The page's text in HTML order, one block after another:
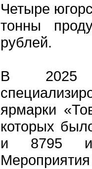
Четыре
тонны
рублей.
В 2025
ярмарки
которых
и 8795